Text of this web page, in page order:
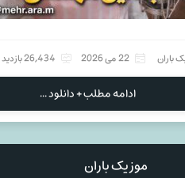
باران 22 می 2026 26,434 بازدید
ادامه مطلب + دانلود ...
موزیک باران